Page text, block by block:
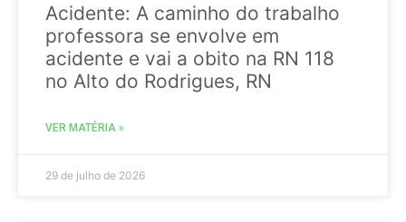
Acidente: A caminho do trabalho
professora se envolve em
acidente e vai a obito na RN 118
no Alto do Rodrigues, RN
VER MATÉRIA »
29 de julho de 2026